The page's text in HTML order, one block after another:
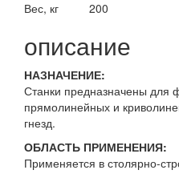
Вес, кг
200
описание
НАЗНАЧЕНИЕ:
Станки предназначены для
прямолинейных и
гнезд.
ОБЛАСТЬ ПРИМЕНЕНИЯ:
Применяется в столярно-